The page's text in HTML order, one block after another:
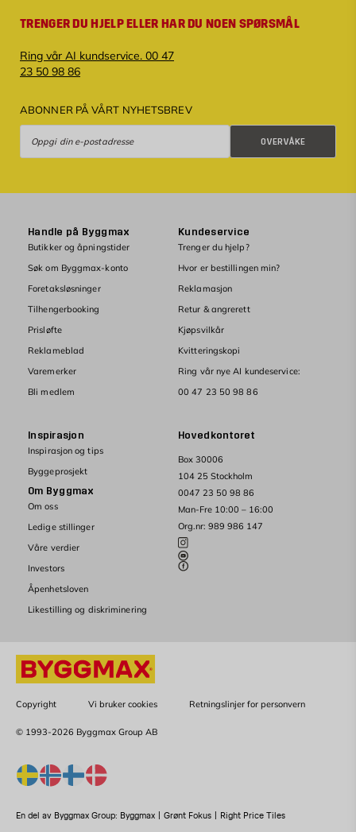
TRENGER DU HJELP ELLER HAR DU NOEN SPØRSMÅL
Ring vår AI kundservice. 00 47
23 50 98 86
ABONNER PÅ VÅRT NYHETSBREV
OVERVÅKE
Hovedkontoret
Box 30006
104 25 Stockholm
0047 23 50 98 86
Man-Fre 10:00 – 16:00
Org.nr: 989 986 147
Handle på Byggmax
Butikker og åpningstider
Søk om Byggmax-konto
Foretaksløsninger
Tilhengerbooking
Prisløfte
Reklameblad
Varemerker
Bli medlem
Kundeservice
Trenger du hjelp?
Hvor er bestillingen min?
Reklamasjon
Retur & angrerett
Kjøpsvilkår
Kvitteringskopi
Ring vår nye AI kundeservice:
00 47 23 50 98 86
Inspirasjon
Inspirasjon og tips
Byggeprosjekt
Om Byggmax
Om oss
Ledige stillinger
Våre verdier
Investors
Åpenhetsloven
Likestilling og diskriminering
Copyright Vi bruker cookies Retningslinjer for personvern
© 1993-2026 Byggmax Group AB
En del av Byggmax Group: Byggmax Grønt Fokus Right Price Tiles